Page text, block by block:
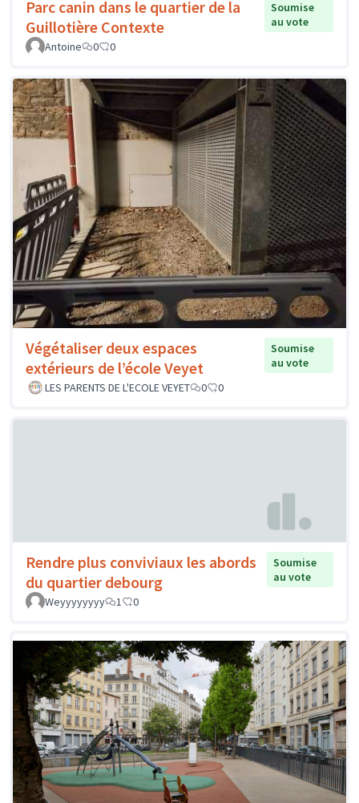
Parc canin dans le quartier de la
Guillotière Contexte
Soumise
au vote
Antoine
0 0
Végétaliser deux espaces
extérieurs de l’école Veyet
Soumise
au vote
LES PARENTS DE L'ECOLE VEYET
0 0
Rendre plus conviviaux les abords
du quartier debourg
Soumise
au vote
Weyyyyyyyy
1 0